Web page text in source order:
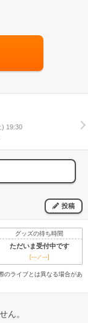
) 19:30
投稿
グッズの待ち時間
ただいま受付中です
[---／---]
のライブとは異なる場合があ
ん。